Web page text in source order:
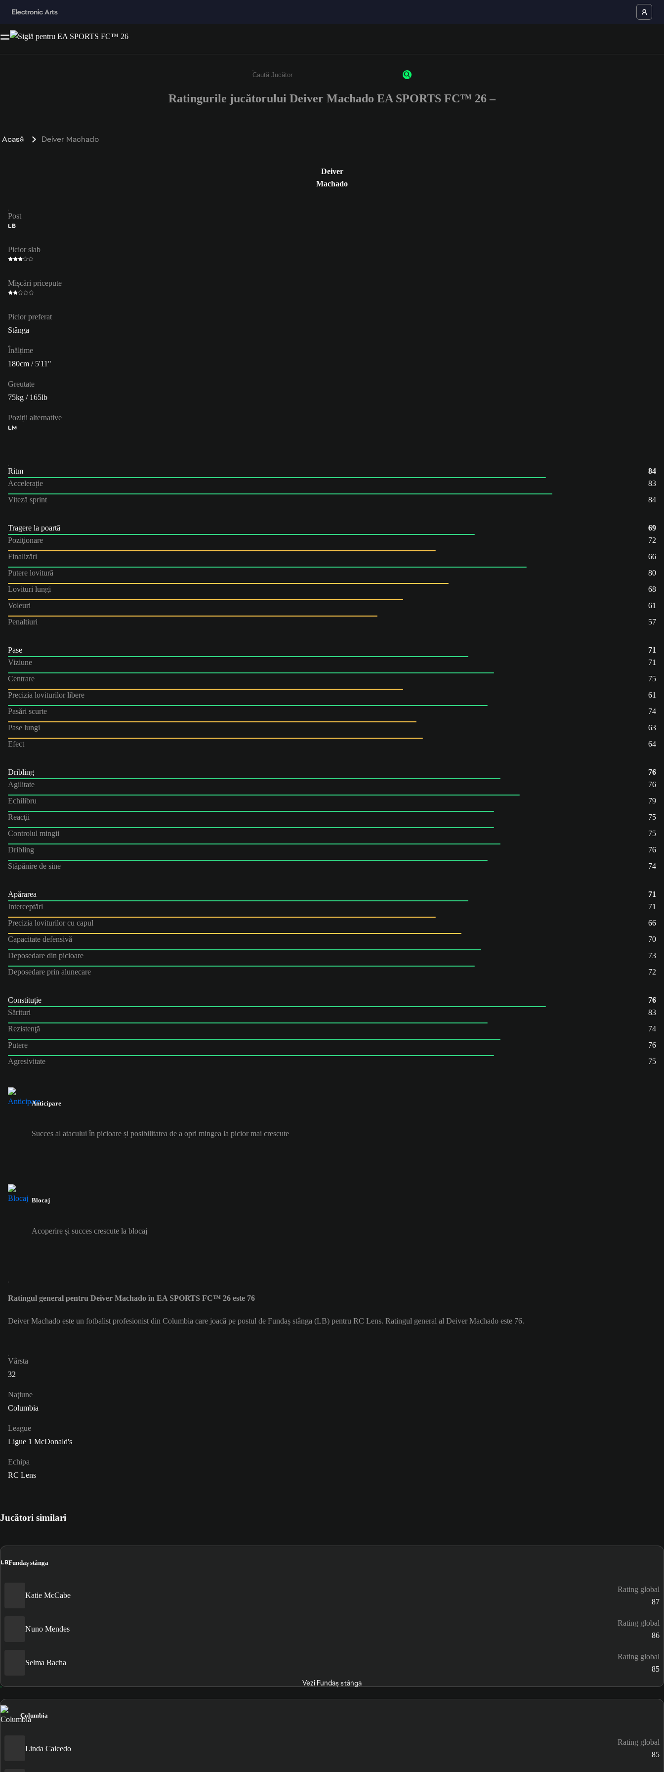
Enter a minimum of 3 characters or numbers
Ratingurile jucătorului Deiver Machado EA SPORTS FC™ 26 –
Acasă Deiver Machado
Deiver
Machado
Post
LB
Picior slab
Mișcări pricepute
Picior preferat
Stânga
Înălțime
180cm / 5'11"
Greutate
75kg / 165lb
Poziții alternative
LM
Ritm
84
Accelerație
83
Viteză sprint
84
Tragere la poartă
69
Poziţionare
72
Finalizări
66
Putere lovitură
80
Lovituri lungi
68
Voleuri
61
Penaltiuri
57
Pase
71
Viziune
71
Centrare
75
Precizia loviturilor libere
61
Pasări scurte
74
Pase lungi
63
Efect
64
Dribling
76
Agilitate
76
Echilibru
79
Reacţii
75
Controlul mingii
75
Dribling
76
Stăpânire de sine
74
Apărarea
71
Interceptări
71
Precizia loviturilor cu capul
66
Capacitate defensivă
70
Deposedare din picioare
73
Deposedare prin alunecare
72
Constituție
76
Sărituri
83
Rezistenţă
74
Putere
76
Agresivitate
75
Anticipare
Succes al atacului în picioare și posibilitatea de a opri mingea la picior mai crescute
Blocaj
Acoperire și succes crescute la blocaj
Ratingul general pentru Deiver Machado în EA SPORTS FC™ 26 este 76
Deiver Machado este un fotbalist profesionist din Columbia care joacă pe postul de Fundaș stânga (LB) pentru RC Lens. Ratingul general al Deiver Machado este 76.
Vârsta
32
Naţiune
Columbia
League
Ligue 1 McDonald's
Echipa
RC Lens
Jucători similari
LBFundaș stânga
Katie McCabe
Rating global
87
Nuno Mendes
Rating global
86
Selma Bacha
Rating global
85
Vezi Fundaș stânga
Columbia
Linda Caicedo
Rating global
85